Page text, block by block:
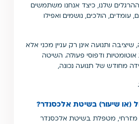
שלנו, כיצד אנחנו משתמשים
עומדים, הולכים, נושמים ואפילו
ותנועה אינן רק עניין מכני אלא
ודפוסי פעולה. השיטה
מחודש של תנועה נכונה,
(או שיעור) בשיטת אלכסנדר?
מזרחי, מטפלת בשיטת אלכסנדר